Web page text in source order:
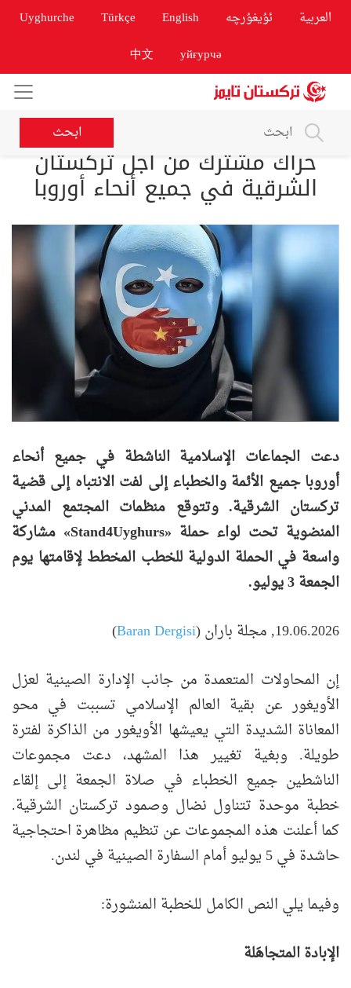
العربية ئۇيغۇرچە English
Türkçe
Uyghurche
уйғурчә
中文
ابحث
حراك مشترك من أجل تركستان
الشرقية في جميع أنحاء أوروبا
دعت الجماعات الإسلامية الناشطة في جميع أنحاء
أوروبا جميع الأئمة والخطباء إلى لفت الانتباه إلى قضية
تركستان الشرقية. وتتوقع منظمات المجتمع المدني
المنضوية تحت لواء حملة «Stand4Uyghurs» مشاركة
واسعة في الحملة الدولية للخطب المخطط لإقامتها يوم
الجمعة 3 يوليو.
19.06.2026, مجلة باران (
Baran Dergisi
)
إن المحاولات المتعمدة من جانب الإدارة الصينية لعزل
الأويغور عن بقية العالم الإسلامي تسببت في محو
المعاناة الشديدة التي يعيشها الأويغور من الذاكرة لفترة
طويلة. وبغية تغيير هذا المشهد، دعت مجموعات
الناشطين جميع الخطباء في صلاة الجمعة إلى إلقاء
خطبة موحدة تتناول نضال وصمود تركستان الشرقية.
كما أعلنت هذه المجموعات عن تنظيم مظاهرة احتجاجية
حاشدة في 5 يوليو أمام السفارة الصينية في لندن.
وفيما يلي النص الكامل للخطبة المنشورة:
الإبادة المتجاهَلة